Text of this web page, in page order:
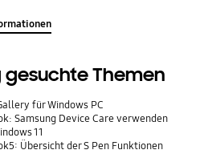
gesuchte Themen
für Windows PC
Samsung Device Care verwenden
11
Übersicht der S Pen Funktionen